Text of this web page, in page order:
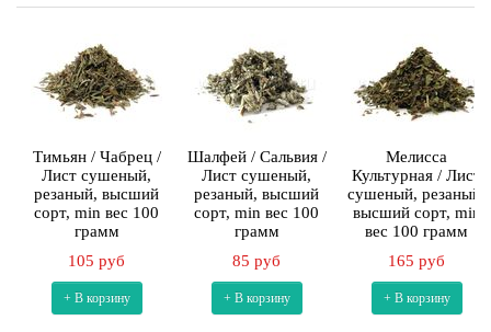
Тимьян / Чабрец /
Лист сушеный,
резаный, высший
сорт, min вес 100
грамм
105 руб
+ В корзину
Шалфей / Сальвия /
Лист сушеный,
резаный, высший
сорт, min вес 100
грамм
85 руб
+ В корзину
Мелисса
Культурная / Лист
сушеный, резаный,
высший сорт, min
вес 100 грамм
165 руб
+ В корзину